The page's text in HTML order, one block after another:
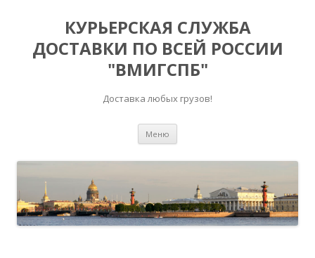
КУРЬЕРСКАЯ СЛУЖБА
ДОСТАВКИ ПО ВСЕЙ РОССИИ
"ВМИГСПБ"
Доставка любых грузов!
Меню